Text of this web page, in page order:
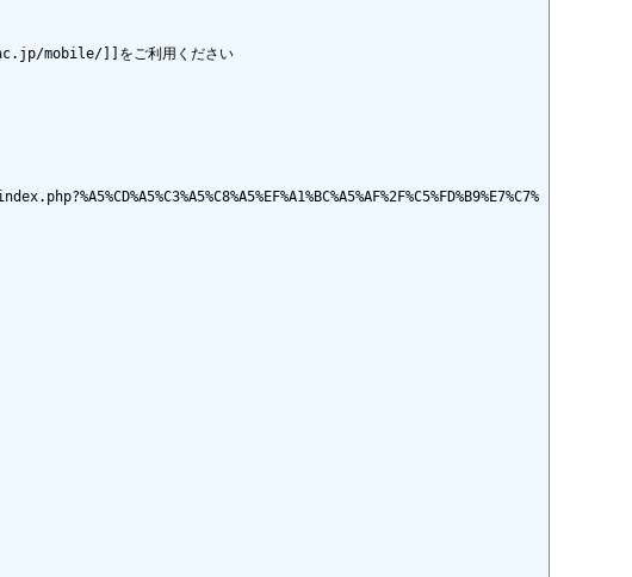
mobile/]]をご利用ください